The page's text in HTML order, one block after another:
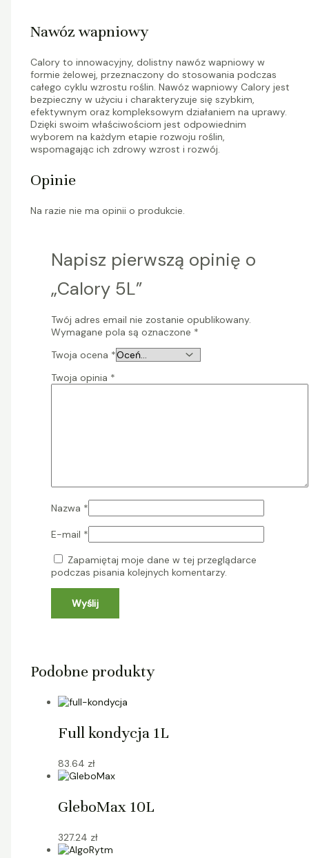
Nawóz wapniowy
Calory to innowacyjny, dolistny nawóz wapniowy w
formie żelowej, przeznaczony do stosowania podczas
całego cyklu wzrostu roślin. Nawóz wapniowy Calory jest
bezpieczny w użyciu i charakteryzuje się szybkim,
efektywnym oraz kompleksowym działaniem na uprawy.
Dzięki swoim właściwościom jest odpowiednim
wyborem na każdym etapie rozwoju roślin,
wspomagając ich zdrowy wzrost i rozwój.
Opinie
Na razie nie ma opinii o produkcie.
Napisz pierwszą opinię o
„Calory 5L”
Twój adres email nie zostanie opublikowany.
Wymagane pola są oznaczone *
Twoja ocena *
Twoja opinia *
Nazwa *
E-mail *
Zapamiętaj moje dane w tej przeglądarce
podczas pisania kolejnych komentarzy.
Podobne produkty
Full kondycja 1L
83.64 zł
GleboMax 10L
327.24 zł